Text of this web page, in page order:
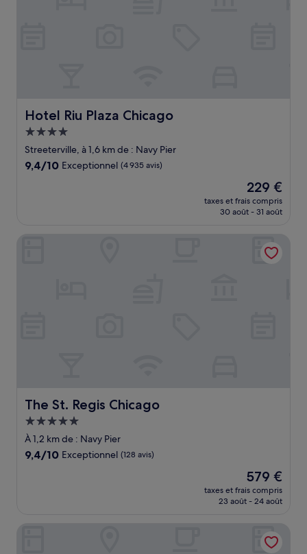
Hotel Riu Plaza Chicago
Hotel Riu Plaza Chicago
Hébergement
4.0 étoiles
Streeterville, à 1,6 km de : Navy Pier
9.4
9,4/10 Exceptionnel (4 935 avis)
Le
nouveau
prix
de
229 €
229 €
taxes et frais compris
30 août - 31 août
The St. Regis Chicago
The St. Regis Chicago
Hébergement
5.0 étoiles
À 1,2 km de : Navy Pier
9.4
9,4/10 Exceptionnel (128 avis)
Le
nouveau
prix
de
579 €
579 €
taxes et frais compris
23 août - 24 août
Hilton Grand Vacations Club Chicago Magnificent Mile